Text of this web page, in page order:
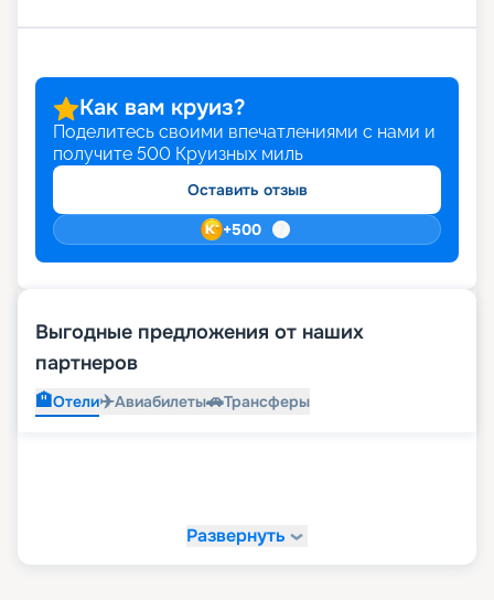
Как вам круиз?
Поделитесь своими впечатлениями с нами и
получите 500 Круизных миль
Оставить отзыв
+500
Выгодные предложения от наших
партнеров
🏨Отели✈️Авиабилеты🚗Трансферы
Развернуть